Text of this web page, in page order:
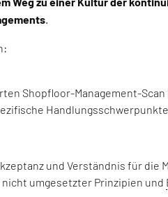
Shopfloor-Management-
und Verständnis für die
umgesetzter Prinzipien und